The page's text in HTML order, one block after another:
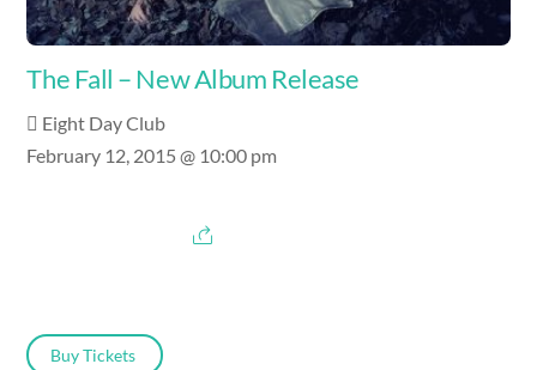
The Fall – New Album Release
Eight Day Club
February 12, 2015 @ 10:00 pm
Buy Tickets